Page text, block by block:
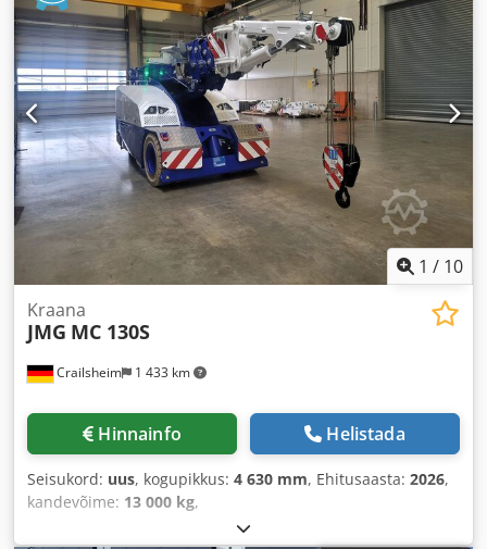
1 / 10
Crailsheim 1 433 km
Kraana
JMG MC 130S
Hinnainfo Helistada
Seisukord: uus, kogupikkus: 4 630 mm, Ehitusaasta: 2026,
kandevõime: 13 000 kg,